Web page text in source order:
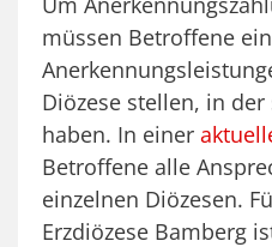
müssen Betroffene
Diözese stellen, in
haben. In einer
Betroffene alle
einzelnen Diözesen.
Erzdiözese Bamberg